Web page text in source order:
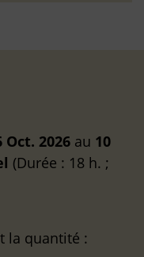
Oct. 2026 au 10
(Durée : 18 h. ;
la quantité :